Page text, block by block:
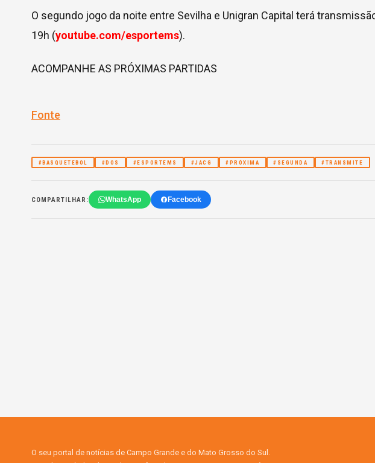
O segundo jogo da noite entre Sevilha e Unigran Capital terá
19h (youtube.com/esportems).
ACOMPANHE AS PRÓXIMAS PARTIDAS
Fonte
#BASQUETEBOL #DOS #ESPORTEMS #JACG #PRÓXIMA #SEGUNDA #TRANSMITE
COMPARTILHAR: WhatsApp Facebook
O seu portal de notícias de Campo Grande e do Mato Grosso do Sul.